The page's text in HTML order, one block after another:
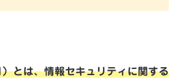
とは、情報セキュリティに関する